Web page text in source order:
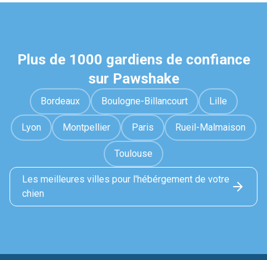
Plus de 1000 gardiens de confiance
sur Pawshake
Bordeaux Boulogne-Billancourt Lille
Lyon Montpellier Paris Rueil-Malmaison
Toulouse
Les meilleures villes pour l'hébérgement de votre
chien